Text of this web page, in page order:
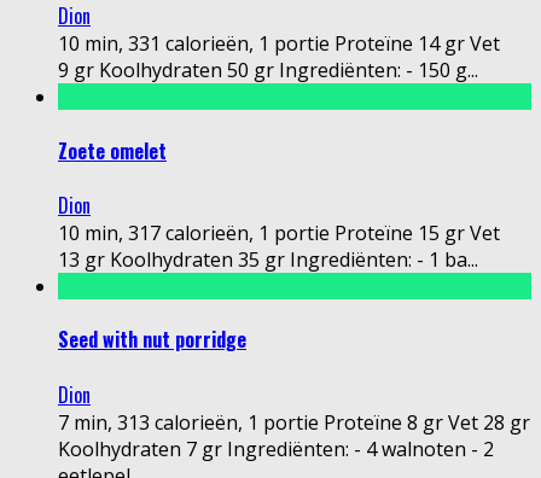
Dion
10 min, 331 calorieën, 1 portie Proteïne 14 gr Vet
9 gr Koolhydraten 50 gr Ingrediënten: - 150 g...
Zoete omelet
Dion
10 min, 317 calorieën, 1 portie Proteïne 15 gr Vet
13 gr Koolhydraten 35 gr Ingrediënten: - 1 ba...
Seed with nut porridge
Dion
7 min, 313 calorieën, 1 portie Proteïne 8 gr Vet 28 gr
Koolhydraten 7 gr Ingrediënten: - 4 walnoten - 2